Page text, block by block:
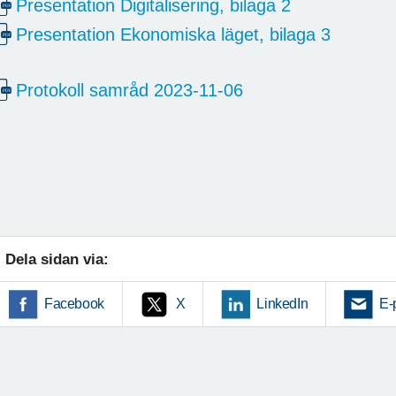
Presentation Digitalisering, bilaga 2
Presentation Ekonomiska läget, bilaga 3
Protokoll samråd 2023-11-06
Dela sidan via:
Facebook X LinkedIn